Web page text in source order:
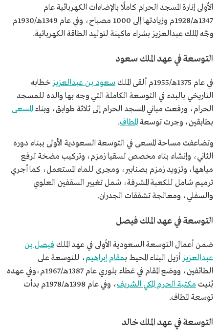
الأولى إنارة المسجد الحرام كاملًا بالإضاءات الكهربائية عام
1347هـ/1928م وزيادتها إلى 1000 مصباح، وفي عام 1349هـ/1930م
وجَّه الملك عبدالعزيز بشراء ماكينة لتوليد الطاقة الكهربائية.
التوسعة في عهد الملك سعود
في عام 1375هـ/1955م ألقى الملك سعود بن عبدالعزيز خطابه
التاريخي بالبدء في التوسعة الكاملة التي وجه بها والده للمسجد
الحرام، ورفعت مباني المسجد الحرام إلى ثلاثة طوابق، وبناءالمسعى
بطابقين، وجرت توسعةالمطاف.
وتضاعفت مساحة المسعى في التوسعة السعودية الأولى ببناء دوره
الثاني، وإنشاء بناء مخصص لسقيا زمزم، وتركيب مضخة لرفع
مياهها، وتزويد زمزم بصنابير، ومجرى للماء المستعمل، كما أجري
ترميم شامل للكعبة المشرفة، شمل تغيير السقفين العلوي
والسفلي، ومعالجة تشققات الجدران.
التوسعة في عهد الملك فيصل
ضمن أعمال التوسعة السعودية الأولى في عهد الملك فيصل بن
عبدالعزيز أزيل البناء المحيط بمقام إبراهيم، للتوسعة على
الطائفين، ووضع المقام في غطاء بلوري عام 1387هـ/1967م،وفي عهده
بُنيت مكتبة الحرم المكي الشريف
، وفي عام 1398هـ/1978م بدأت
توسعة المطاف.
التوسعة في عهد الملك خالد